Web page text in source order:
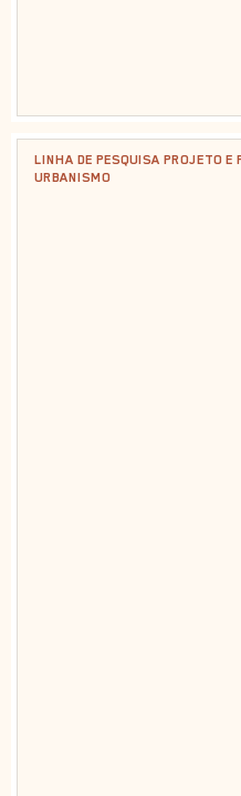
LINHA DE PESQUISA PROJETO E
URBANISMO